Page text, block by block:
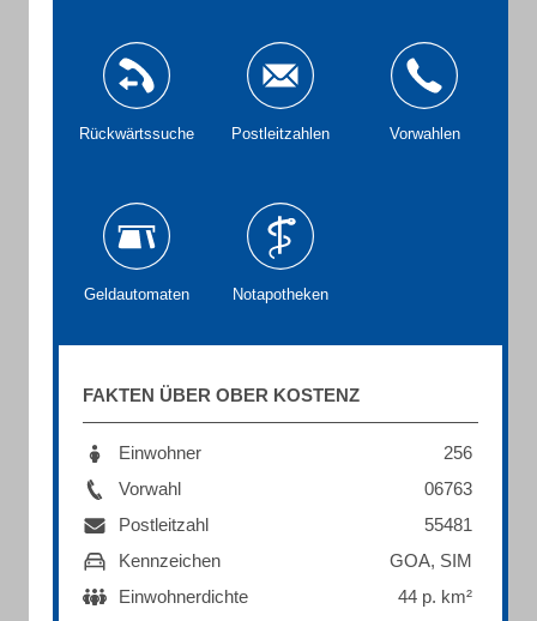
Rückwärtssuche Postleitzahlen Vorwahlen
Geldautomaten Notapotheken
FAKTEN ÜBER OBER KOSTENZ
Einwohner
256
Vorwahl
06763
Postleitzahl
55481
Kennzeichen
GOA, SIM
Einwohnerdichte
44 p. km²